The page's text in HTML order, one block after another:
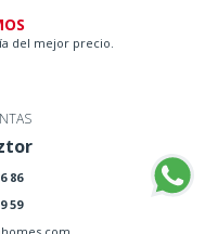
del mejor precio.
86
59